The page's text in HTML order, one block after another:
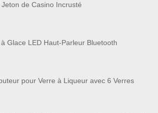
Jeton de Casino Incrusté
Glace LED Haut-Parleur Bluetooth
pour Verre à Liqueur avec 6 Verres